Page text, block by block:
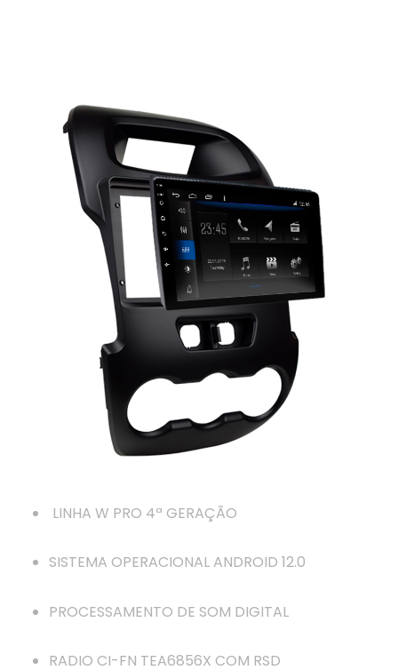
LINHA W PRO 4ª GERAÇÃO
SISTEMA OPERACIONAL ANDROID 12.0
PROCESSAMENTO DE SOM DIGITAL
RADIO CI-FN TEA6856X COM RSD